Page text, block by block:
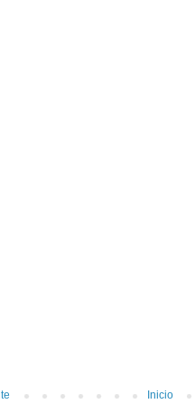
Inicio